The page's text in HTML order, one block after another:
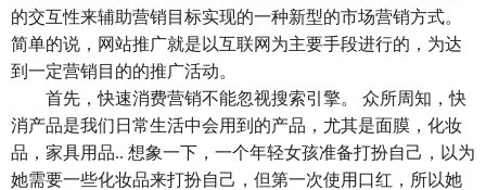
的交互性来辅助营销目标实现的一种新型的市场营销方式。
简单的说，网站推广就是以互联网为主要手段进行的，为达
到一定营销目的的推广活动。
首先，快速消费营销不能忽视搜索引擎。 众所周知，快
消产品是我们日常生活中会用到的产品，尤其是面膜，化妆
品，家具用品.. 想象一下，一个年轻女孩准备打扮自己，以为
她需要一些化妆品来打扮自己，但第一次使用口红，所以她